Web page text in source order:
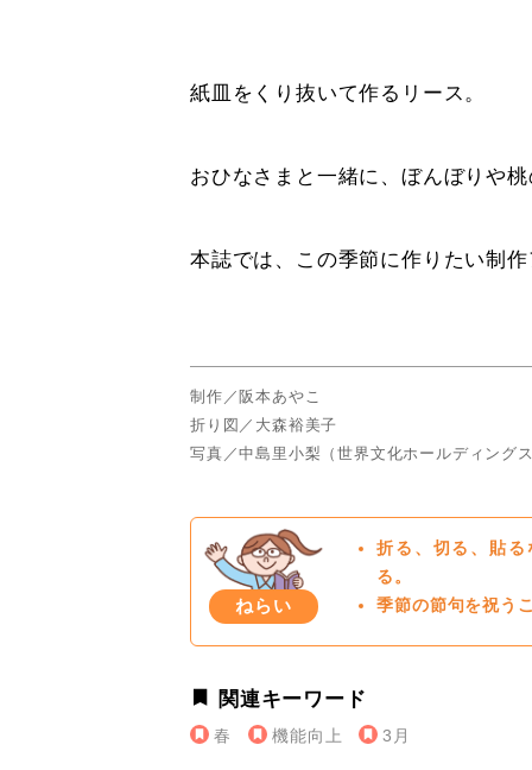
紙皿をくり抜いて作るリース。
おひなさまと一緒に、ぼんぼりや
本誌では、この季節に作りたい制
制作／阪本あやこ
折り図／大森裕美子
写真／中島里小梨（世界文化ホールディング
ねらい
折る、切る、貼
る。
季節の節句を祝う
関連キーワード
春 機能向上 3月